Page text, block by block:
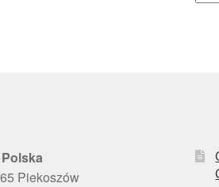
Piekoszów